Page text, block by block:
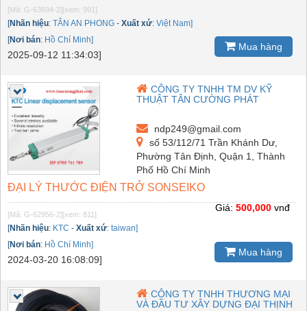
[Mã: G-63694-2] [xem: 991]
[Nhãn hiệu: TÂN AN PHONG - Xuất xứ: Việt Nam]
[Nơi bán: Hồ Chí Minh]
2025-09-12 11:34:03]
Mua hàng
CÔNG TY TNHH TM DV KỸ
THUẬT TÂN CƯỜNG PHÁT
ndp249@gmail.com
số 53/112/71 Trần Khánh Dư,
Phường Tân Định, Quận 1, Thành
Phố Hồ Chí Minh
ĐẠI LÝ THƯỚC ĐIỆN TRỞ SONSEIKO
[Mã: G-62956-2] [xem: 811]
[Nhãn hiệu: KTC - Xuất xứ: taiwan]
[Nơi bán: Hồ Chí Minh]
2024-03-20 16:08:09]
Giá: 500,000 vnđ
Mua hàng
CÔNG TY TNHH THƯƠNG MẠI
VÀ ĐẦU TƯ XÂY DỰNG ĐẠI THỊNH